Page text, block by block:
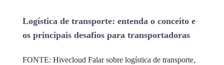
Logística de transporte: entenda o conceito e
os principais desafios para transportadoras
FONTE: Hivecloud Falar sobre logística de transporte,